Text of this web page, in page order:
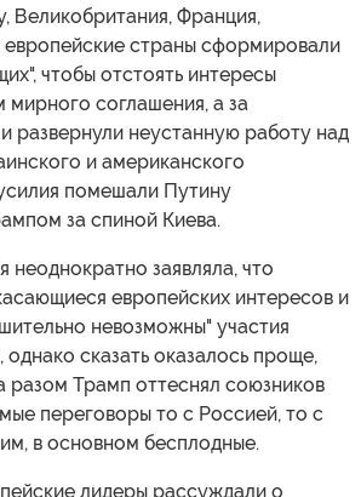
Великобритания, Франция,
европейские страны сформировали
чтобы отстоять интересы
мирного соглашения, а за
развернули неустанную работу над
и американского
помешали Путину
за спиной Киева.
неоднократно заявляла, что
европейских интересов и
невозможны" участия
сказать оказалось проще,
разом Трамп оттеснял союзников
переговоры то с Россией, то с
в основном бесплодные.
лидеры рассуждали о